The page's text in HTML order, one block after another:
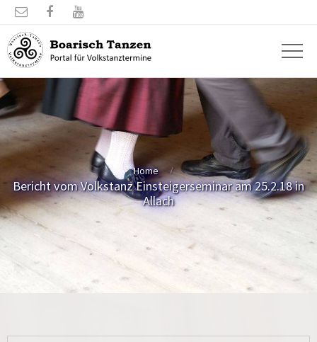
  
Home
Bericht vom Volkstanz Einsteigerseminar am 25.2.18 in
Allach